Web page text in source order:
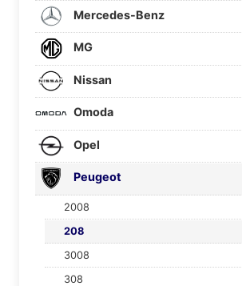
Mercedes-Benz
MG
Nissan
Omoda
Opel
Peugeot
2008
208
3008
308